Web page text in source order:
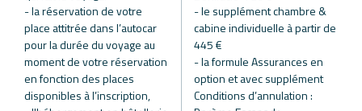
- la réservation de votre
place attitrée dans l’autocar
pour la durée du voyage au
moment de votre réservation
en fonction des places
disponibles à l’inscription,
- le supplément chambre &
cabine individuelle à partir de
445 €
- la formule Assurances en
option et avec supplément
Conditions d’annulation :